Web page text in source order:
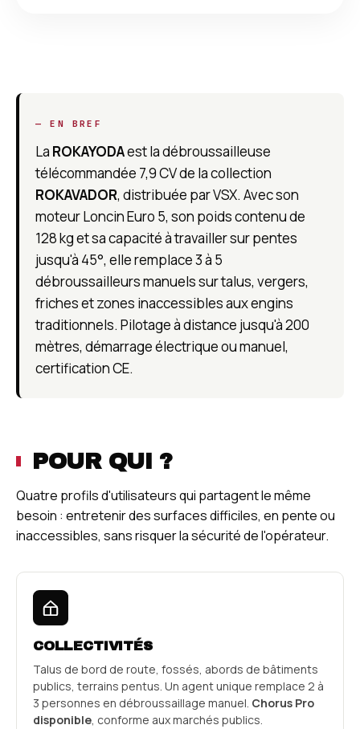
— EN BREF
La ROKAYODAest la débroussailleuse
télécommandée 7,9 CV de la collection
ROKAVADOR, distribuée par VSX. Avec son
moteur Loncin Euro 5, son poids contenu de
128 kg et sa capacité à travailler sur pentes
jusqu'à 45°, elle remplace 3 à 5
débroussailleurs manuels sur talus, vergers,
friches et zones inaccessibles aux engins
traditionnels. Pilotage à distance jusqu'à 200
mètres, démarrage électrique ou manuel,
certification CE.
POUR QUI ?
Quatre profils d'utilisateurs qui partagent le même
besoin : entretenir des surfaces difficiles, en pente ou
inaccessibles, sans risquer la sécurité de l'opérateur.
COLLECTIVITÉS
Talus de bord de route, fossés, abords de bâtiments
publics, terrains pentus. Un agent unique remplace 2 à
3 personnes en débroussaillage manuel. Chorus Pro
disponible , conforme aux marchés publics.